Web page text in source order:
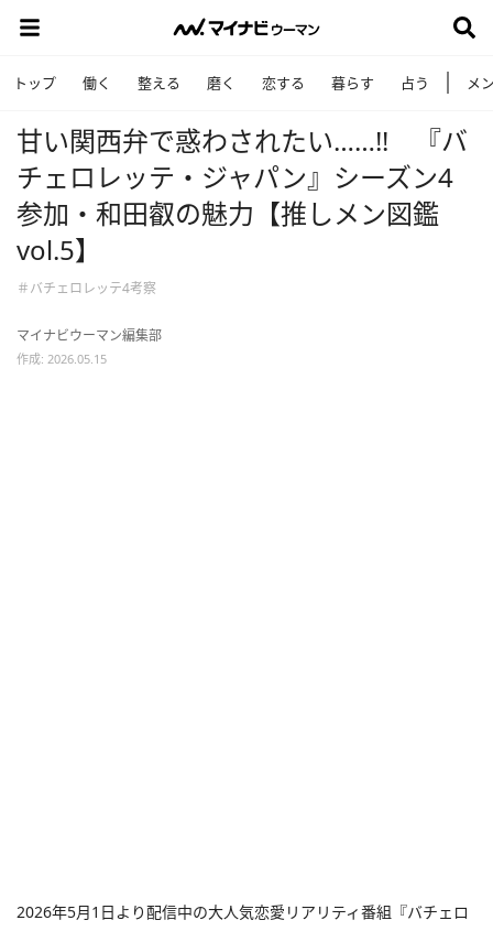
トップ 働く 整える 磨く 恋する 暮らす 占う メ
甘い関西弁で惑わされたい……!! 『バ
チェロレッテ・ジャパン』シーズン4
参加・和田叡の魅力【推しメン図鑑
vol.5】
＃バチェロレッテ4考察
マイナビウーマン編集部
作成: 2026.05.15
2026年5月1日より配信中の大人気恋愛リアリティ番組『バチェロ